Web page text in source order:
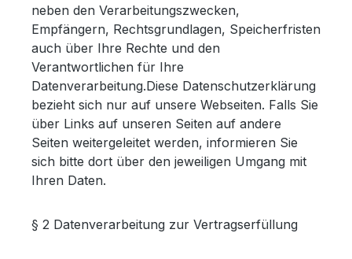
neben den Verarbeitungszwecken,
Empfängern, Rechtsgrundlagen, Speicherfristen
auch über Ihre Rechte und den
Verantwortlichen für Ihre
Datenverarbeitung.Diese Datenschutzerklärung
bezieht sich nur auf unsere Webseiten. Falls Sie
über Links auf unseren Seiten auf andere
Seiten weitergeleitet werden, informieren Sie
sich bitte dort über den jeweiligen Umgang mit
Ihren Daten.
§ 2 Datenverarbeitung zur Vertragserfüllung